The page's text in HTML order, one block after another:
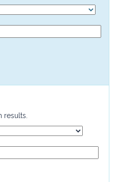
results.